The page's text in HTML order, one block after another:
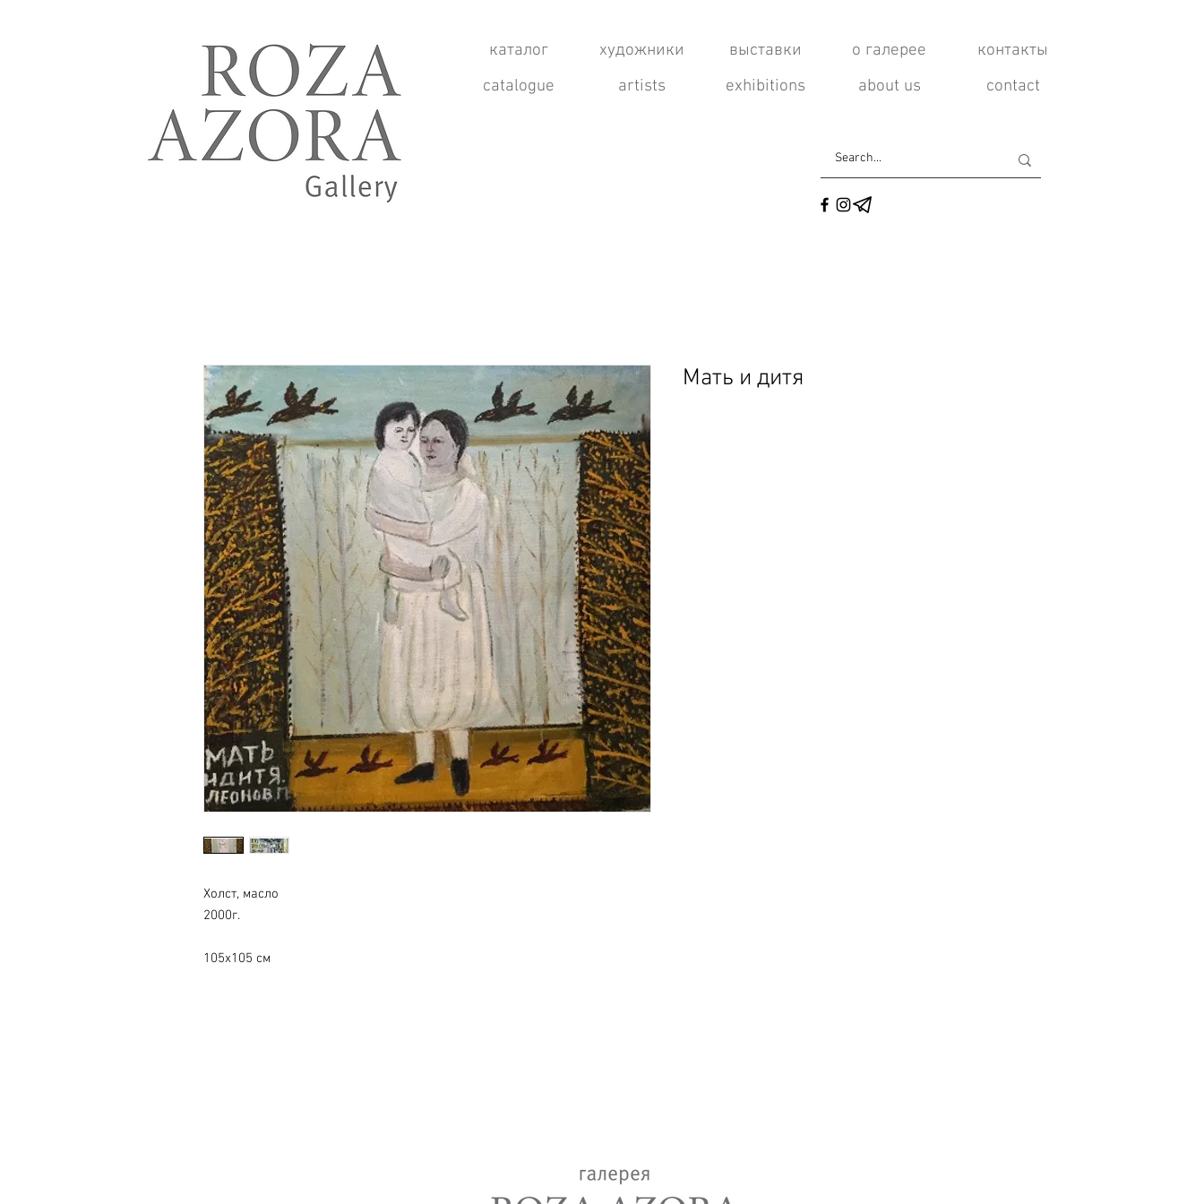
каталог
catalogue
художники
artists
выставки
exhibitions
о галерее
about us
контакты
contact
Холст, масло
2000г.
105х105 см
Мать и дитя